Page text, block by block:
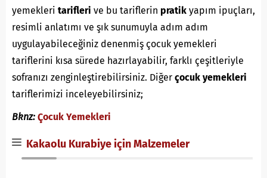
yemekleri tarifleri ve bu tariflerin pratik yapım ipuçları,
resimli anlatımı ve şık sunumuyla adım adım
uygulayabileceğiniz denenmiş çocuk yemekleri
tariflerini kısa sürede hazırlayabilir, farklı çeşitleriyle
sofranızı zenginleştirebilirsiniz. Diğer çocuk yemekleri
tariflerimizi inceleyebilirsiniz;
Bknz: Çocuk Yemekleri
Kakaolu Kurabiye için Malzemeler